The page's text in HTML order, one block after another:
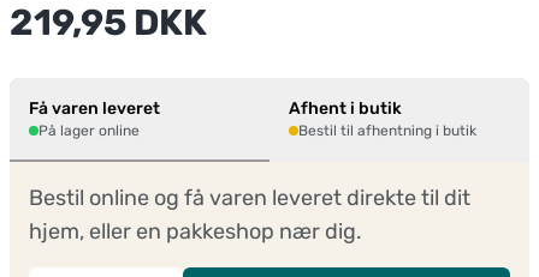
219,95 DKK
Få varen leveret
På lager online
Afhent i butik
Bestil til afhentning i butik
Bestil online og få varen leveret direkte til dit
hjem, eller en pakkeshop nær dig.